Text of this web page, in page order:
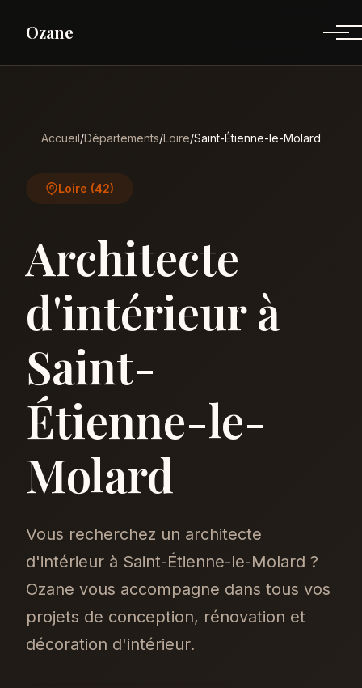
Ozane
Accueil/Départements/Loire/Saint-Étienne-le-Molard
Loire (42)
Architecte
d'intérieur à
Saint-
Étienne-le-
Molard
Vous recherchez un architecte
d'intérieur à Saint-Étienne-le-Molard ?
Ozane vous accompagne dans tous vos
projets de conception, rénovation et
décoration d'intérieur.